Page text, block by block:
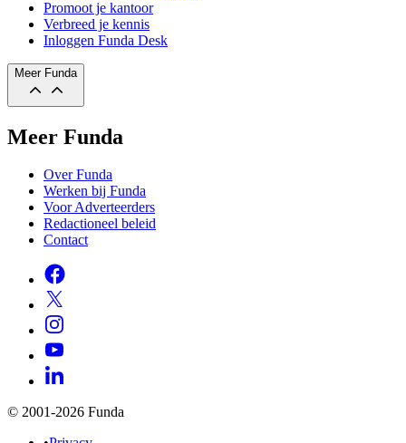
Promoot je kantoor
Verbreed je kennis
Inloggen Funda Desk
Meer Funda
Meer Funda
Over Funda
Werken bij Funda
Voor Adverteerders
Redactioneel beleid
Contact
© 2001-2026 Funda